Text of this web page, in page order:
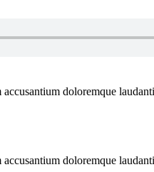
doloremque
doloremque